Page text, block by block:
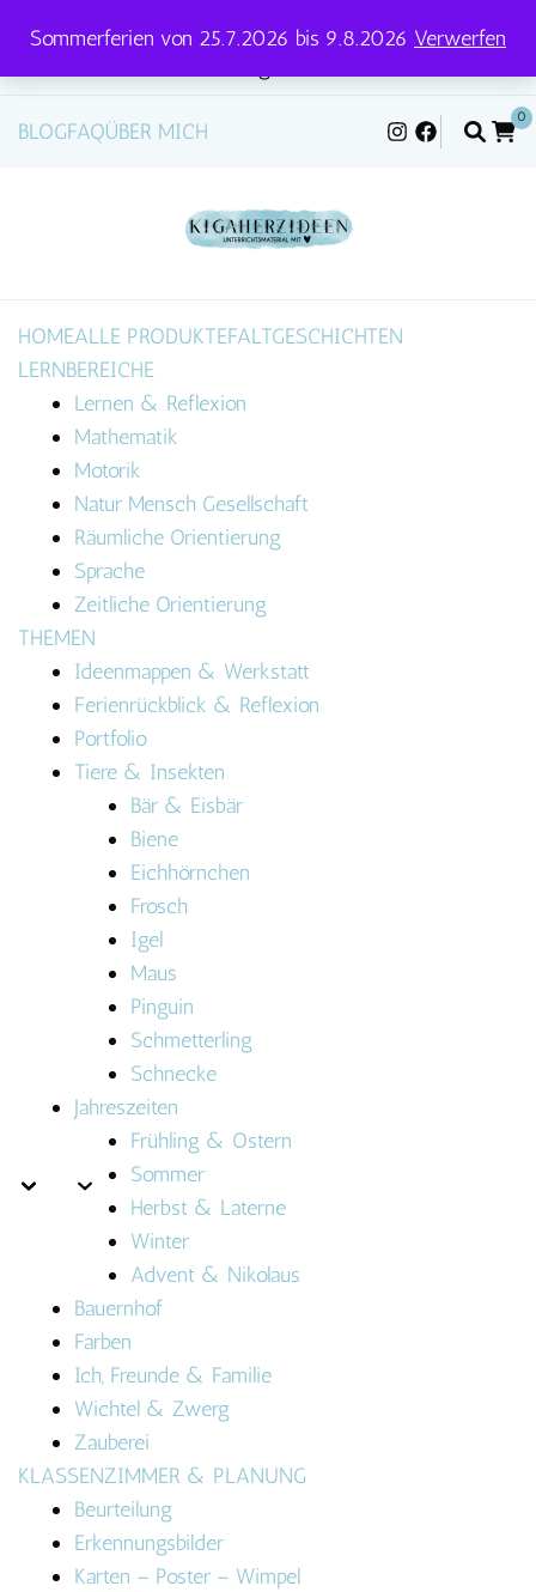
Sommerferien von 25.7.2026 bis 9.8.2026 Verwerfen
Versandtage für Pakete und Briefe: Mittwoch &
BLOGFAQÜBER MICH
0
HOMEALLE PRODUKTEFALTGESCHICHTEN
LERNBEREICHE
Lernen & Reflexion
Mathematik
Motorik
Natur Mensch Gesellschaft
Räumliche Orientierung
Sprache
Zeitliche Orientierung
THEMEN
Ideenmappen & Werkstatt
Ferienrückblick & Reflexion
Portfolio
Tiere & Insekten
Bär & Eisbär
Biene
Eichhörnchen
Frosch
Igel
Maus
Pinguin
Schmetterling
Schnecke
Jahreszeiten
Frühling & Ostern
Sommer
Herbst & Laterne
Winter
Advent & Nikolaus
Bauernhof
Farben
Ich, Freunde & Familie
Wichtel & Zwerg
Zauberei
KLASSENZIMMER & PLANUNG
Beurteilung
Erkennungsbilder
Karten – Poster – Wimpel